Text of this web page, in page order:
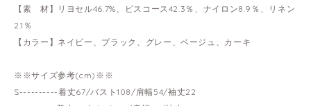
【素 材】リヨセル46.7%、ビスコース42.3％、ナイロン8.9％、リネン
2.1％
【カラー】ネイビー、ブラック、グレー、ベージュ、カーキ
※※サイズ参考(cm)※※
S----------着丈67/バスト108/肩幅54/袖丈22